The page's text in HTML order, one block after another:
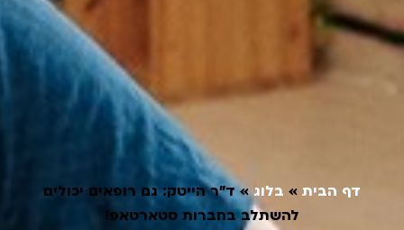
דף הבית» בלוג»ד"ר הייטק: גם רופאים יכולים
להשתלב בחברות סטארטאפ!